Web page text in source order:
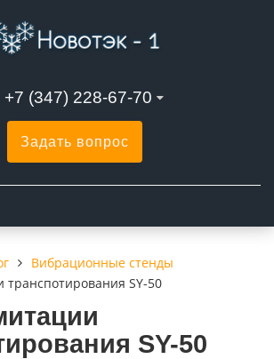
+7 (347) 228-67-70
Задать вопрос
Вибрационные стенды
транспотирования SY-50
SY-50